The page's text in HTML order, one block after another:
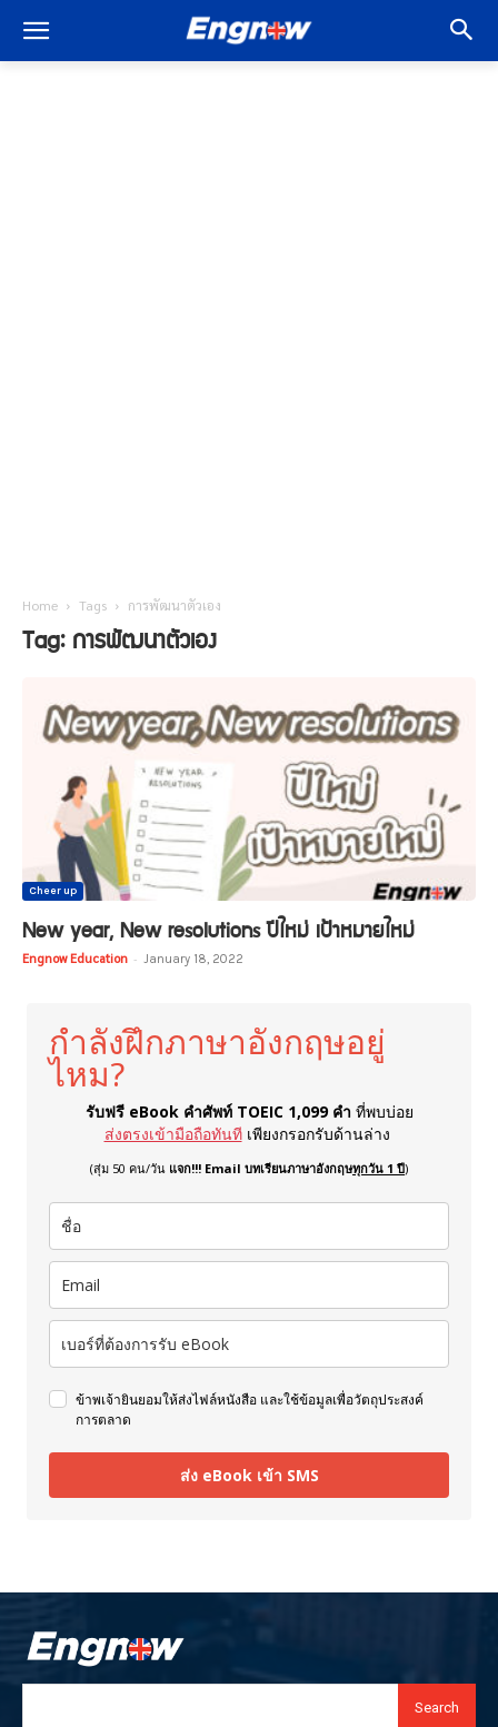
Home Tags การพัฒนาตัวเอง
Tag: การพัฒนาตัวเอง
Cheer up
New year, New resolutions ปีใหม่ เป้าหมายใหม่
Engnow Education - January 18, 2022
กำลังฝึกภาษาอังกฤษอยู่
ไหม?
รับฟรี eBook คำศัพท์ TOEIC 1,099 คำ ที่พบบ่อย
ส่งตรงเข้ามือถือทันที เพียงกรอกรับด้านล่าง
(สุ่ม 50 คน/วัน แจก!!! Email บทเรียนภาษาอังกฤษทุกวัน 1 ปี)
ข้าพเจ้ายินยอมให้ส่งไฟล์หนังสือ และใช้ข้อมูลเพื่อวัตถุประสงค์
การตลาด
ส่ง eBook เข้า SMS
Search